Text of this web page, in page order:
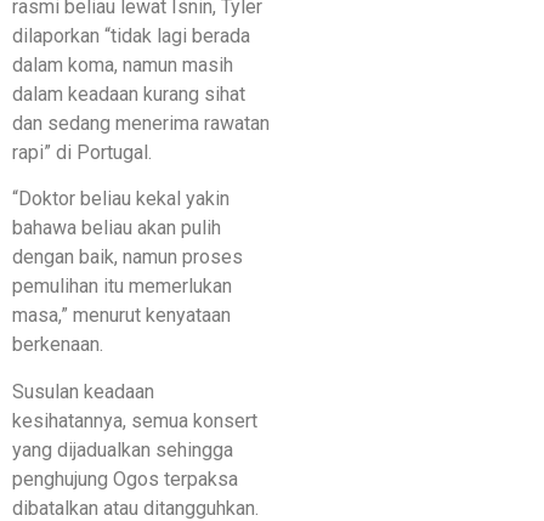
rasmi beliau lewat Isnin, Tyler
dilaporkan “tidak lagi berada
dalam koma, namun masih
dalam keadaan kurang sihat
dan sedang menerima rawatan
rapi” di Portugal.
“Doktor beliau kekal yakin
bahawa beliau akan pulih
dengan baik, namun proses
pemulihan itu memerlukan
masa,” menurut kenyataan
berkenaan.
Susulan keadaan
kesihatannya, semua konsert
yang dijadualkan sehingga
penghujung Ogos terpaksa
dibatalkan atau ditangguhkan.